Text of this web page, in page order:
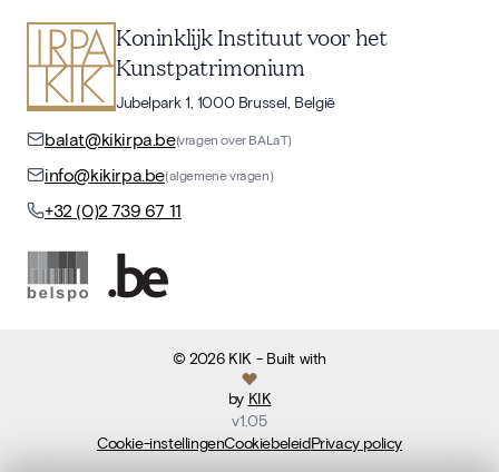
Koninklijk Instituut voor het
Kunstpatrimonium
Jubelpark 1, 1000 Brussel, België
balat@kikirpa.be(vragen over BALaT)
info@kikirpa.be(algemene vragen)
+32 (0)2 739 67 11
©2026 KIK - Built with
by KIK
v1.05
Cookie-instellingenCookiebeleidPrivacy policy